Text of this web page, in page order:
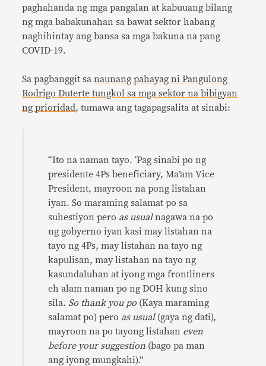
paghahanda ng mga pangalan at kabuuang bilang
ng mga babakunahan sa bawat sektor habang
naghihintay ang bansa sa mga bakuna na pang
COVID-19.
Sa pagbanggit sanaunang pahayag ni Pangulong
Rodrigo Duterte tungkol sa mga sektor na bibigyan
ng prioridad, tumawa ang tagapagsalita at sinabi:
“Ito na naman tayo. ‘Pag sinabi po ng
presidente 4Ps beneficiary, Ma’am Vice
President, mayroon na pong listahan
iyan. So maraming salamat po sa
suhestiyon pero as usualnagawa na po
ng gobyerno iyan kasi may listahan na
tayo ng 4Ps, may listahan na tayo ng
kapulisan, may listahan na tayo ng
kasundaluhan at iyong mga frontliners
eh alam naman po ng DOH kung sino
sila. So thank you po (Kaya maraming
salamat po) pero as usual(gaya ng dati),
mayroon na po tayong listahan even
before your suggestion (bago pa man
ang iyong mungkahi).”